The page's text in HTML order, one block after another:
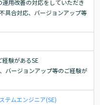
用改善の対応をしていただき
具合対応、バージョンアップ等
験があるSE
バージョンアップ等のご経験が
テムエンジニア(SE)